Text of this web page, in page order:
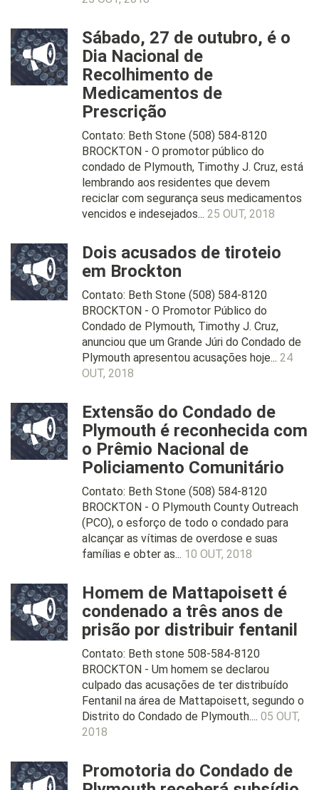
Sábado, 27 de outubro, é o
Dia Nacional de
Recolhimento de
Medicamentos de
Prescrição
Contato: Beth Stone (508) 584-8120
BROCKTON - O promotor público do
condado de Plymouth, Timothy J. Cruz, está
lembrando aos residentes que devem
reciclar com segurança seus medicamentos
vencidos e indesejados... 25 OUT, 2018
Dois acusados de tiroteio
em Brockton
Contato: Beth Stone (508) 584-8120
BROCKTON - O Promotor Público do
Condado de Plymouth, Timothy J. Cruz,
anunciou que um Grande Júri do Condado de
Plymouth apresentou acusações hoje... 24
OUT, 2018
Extensão do Condado de
Plymouth é reconhecida com
o Prêmio Nacional de
Policiamento Comunitário
Contato: Beth Stone (508) 584-8120
BROCKTON - O Plymouth County Outreach
(PCO), o esforço de todo o condado para
alcançar as vítimas de overdose e suas
famílias e obter as... 10 OUT, 2018
Homem de Mattapoisett é
condenado a três anos de
prisão por distribuir fentanil
Contato: Beth stone 508-584-8120
BROCKTON - Um homem se declarou
culpado das acusações de ter distribuído
Fentanil na área de Mattapoisett, segundo o
Distrito do Condado de Plymouth.... 05 OUT,
2018
Promotoria do Condado de